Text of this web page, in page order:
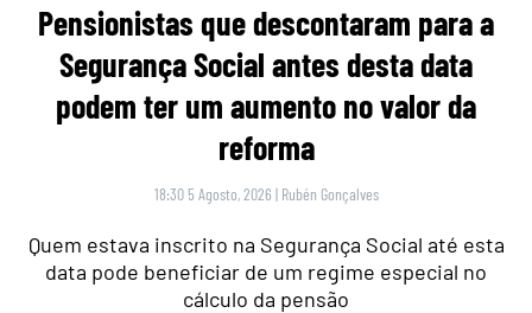
Pensionistas que descontaram para a
Segurança Social antes desta data
podem ter um aumento no valor da
reforma
18:30 5 Agosto, 2026 | Rubén Gonçalves
Quem estava inscrito na Segurança Social até esta
data pode beneficiar de um regime especial no
cálculo da pensão